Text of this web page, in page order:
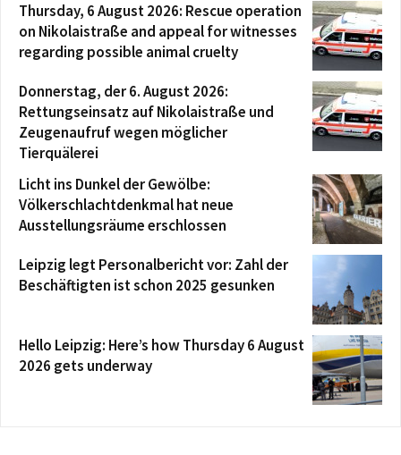
Thursday, 6 August 2026: Rescue operation
on Nikolaistraße and appeal for witnesses
regarding possible animal cruelty
Donnerstag, der 6. August 2026:
Rettungseinsatz auf Nikolaistraße und
Zeugenaufruf wegen möglicher
Tierquälerei
Licht ins Dunkel der Gewölbe:
Völkerschlachtdenkmal hat neue
Ausstellungsräume erschlossen
Leipzig legt Personalbericht vor: Zahl der
Beschäftigten ist schon 2025 gesunken
Hello Leipzig: Here’s how Thursday 6 August
2026 gets underway